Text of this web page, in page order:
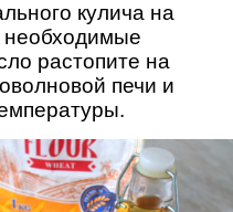
кулича на
необходимые
растопите на
печи и